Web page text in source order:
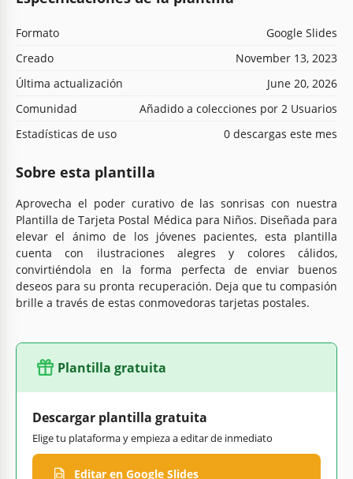
Formato
Google Slides
Creado
November 13, 2023
Última actualización
June 20, 2026
Comunidad
Añadido a colecciones por 2 Usuarios
Estadísticas de uso
0 descargas este mes
Sobre esta plantilla
Aprovecha el poder curativo de las sonrisas con nuestra
Plantilla de Tarjeta Postal Médica para Niños. Diseñada para
elevar el ánimo de los jóvenes pacientes, esta plantilla
cuenta con ilustraciones alegres y colores cálidos,
convirtiéndola en la forma perfecta de enviar buenos
deseos para su pronta recuperación. Deja que tu compasión
brille a través de estas conmovedoras tarjetas postales.
Plantilla gratuita
Descargar plantilla gratuita
Elige tu plataforma y empieza a editar de inmediato
Editar en Google Slides